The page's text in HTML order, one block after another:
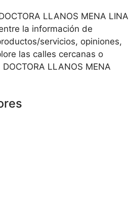
LLANOS MENA LINA
la información de
servicios, opiniones,
las calles cercanas o
LLANOS MENA